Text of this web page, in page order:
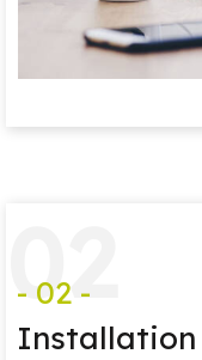
02
- 02 -
Installation